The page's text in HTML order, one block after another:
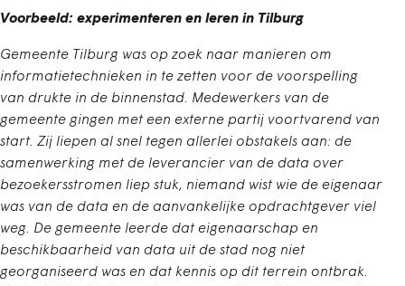
Voorbeeld: experimenteren en leren in Tilburg
Gemeente Tilburg was op zoek naar manieren om
informatietechnieken in te zetten voor de voorspelling
van drukte in de binnenstad. Medewerkers van de
gemeente gingen met een externe partij voortvarend van
start. Zij liepen al snel tegen allerlei obstakels aan: de
samenwerking met de leverancier van de data over
bezoekersstromen liep stuk, niemand wist wie de eigenaar
was van de data en de aanvankelijke opdrachtgever viel
weg. De gemeente leerde dat eigenaarschap en
beschikbaarheid van data uit de stad nog niet
georganiseerd was en dat kennis op dit terrein ontbrak.